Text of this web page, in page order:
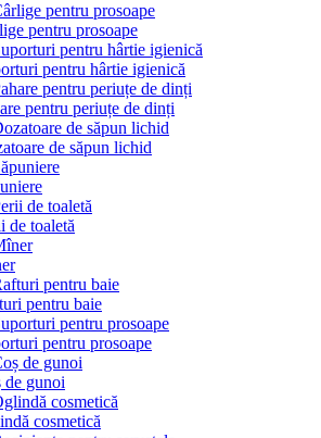
pentru prosoape
pentru hârtie igienică
pentru periuțe de dinți
de săpun lichid
de toaletă
pentru baie
pentru prosoape
de gunoi
cosmetică